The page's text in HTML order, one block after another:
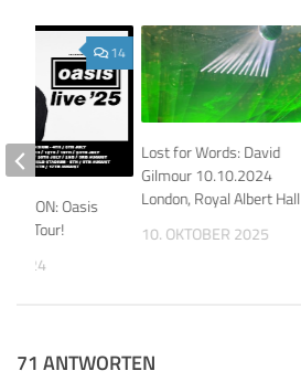
Lost for Words: David
Gilmour 10.10.2024
London, Royal Albert Hall
10. OKTOBER 2025
14
Oasis
auf Tour!
2024
71 ANTWORTEN